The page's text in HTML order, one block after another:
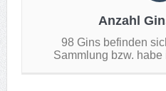
Anzahl
98 Gins befinden
Sammlung bzw.